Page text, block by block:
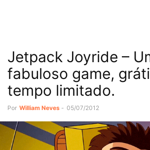
Jetpack Joyride –
fabuloso game,
tempo limitado.
Por William Neves - 05/07/2012